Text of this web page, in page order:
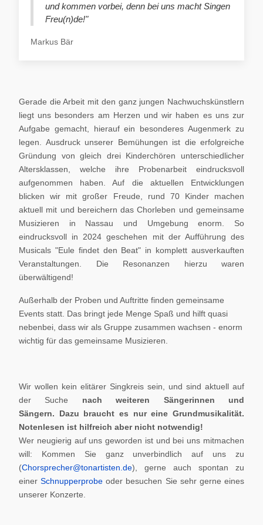
und kommen vorbei, denn bei uns macht Singen
Freu(n)de!"
Markus Bär
Gerade die Arbeit mit den ganz jungen Nachwuchskünstlern
liegt uns besonders am Herzen und wir haben es uns zur
Aufgabe gemacht, hierauf ein besonderes Augenmerk zu
legen. Ausdruck unserer Bemühungen ist die erfolgreiche
Gründung von gleich drei Kinderchören unterschiedlicher
Altersklassen, welche ihre Probenarbeit eindrucksvoll
aufgenommen haben. Auf die aktuellen Entwicklungen
blicken wir mit großer Freude, rund 70 Kinder machen
aktuell mit und bereichern das Chorleben und gemeinsame
Musizieren in Nassau und Umgebung enorm. So
eindrucksvoll in 2024 geschehen mit der Aufführung des
Musicals "Eule findet den Beat" in komplett ausverkauften
Veranstaltungen. Die Resonanzen hierzu waren
überwältigend!
Außerhalb der Proben und Auftritte finden gemeinsame
Events statt. Das bringt jede Menge Spaß und hilft quasi
nebenbei, dass wir als Gruppe zusammen wachsen - enorm
wichtig für das gemeinsame Musizieren.
Wir wollen kein elitärer Singkreis sein, und sind aktuell auf
der Suche nach weiteren Sängerinnen und
Sängern. Dazu braucht es nur eine Grundmusikalität.
Notenlesen ist hilfreich aber nicht notwendig!
Wer neugierig auf uns geworden ist und bei uns mitmachen
will: Kommen Sie ganz unverbindlich auf uns zu
(Chorsprecher@tonartisten.de), gerne auch spontan zu
einerSchnupperprobe oder besuchen Sie sehr gerne eines
unserer Konzerte.